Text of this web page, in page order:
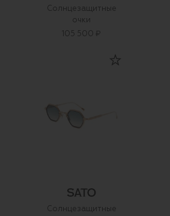
Солнцезащитные
очки
105 500 ₽
Солнцезащитные